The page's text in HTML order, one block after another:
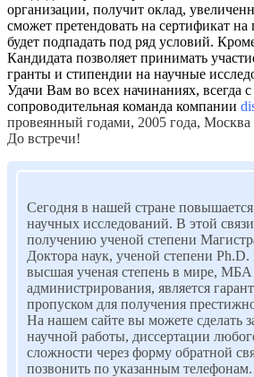
организации, получит оклад,
сможет претендовать на сертификат
будет подпадать под ряд условий.
Кандидата позволяет принимать
гранты и стипендии на научные
Удачи Вам во всех начинаниях, всегда
сопроводительная команда компании
провеянный годами, 2005 года, Москва
До встречи!
Сегодня в нашей стране
научных исследований. В этой связи
получению ученой степени
Доктора наук, ученой степени
высшая ученая степень в мире, МБА
администрирования, является
пропуском для получения
На нашем сайте вы можете сделать
научной работы, диссертации
сложности через форму обратной
позвонить по указанным телефонам.